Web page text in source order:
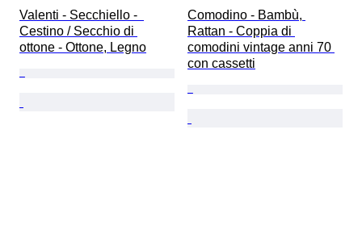
Valenti - Secchiello -
Cestino / Secchio di
ottone - Ottone, Legno
Comodino - Bambù,
Rattan - Coppia di
comodini vintage anni 70
con cassetti